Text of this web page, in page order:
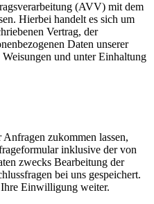
(AVV) mit dem
Hierbei handelt es sich um
Vertrag, der
Daten unserer
und unter Einhaltung
zukommen lassen,
inklusive der von
zwecks Bearbeitung der
bei uns gespeichert.
Einwilligung weiter.